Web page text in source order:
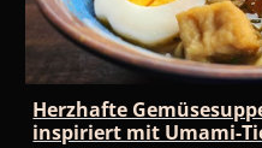
Herzhafte
inspiriert mit Umami-